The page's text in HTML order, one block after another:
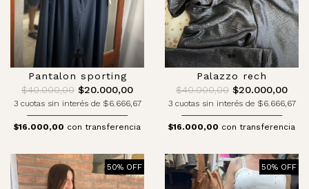
Pantalon sporting
$40.000,00 $20.000,00
3 cuotas sin interés de $6.666,67
$16.000,00 con transferencia
Palazzo rech
$40.000,00 $20.000,00
3 cuotas sin interés de $6.666,67
$16.000,00 con transferencia
50% OFF 50% OFF